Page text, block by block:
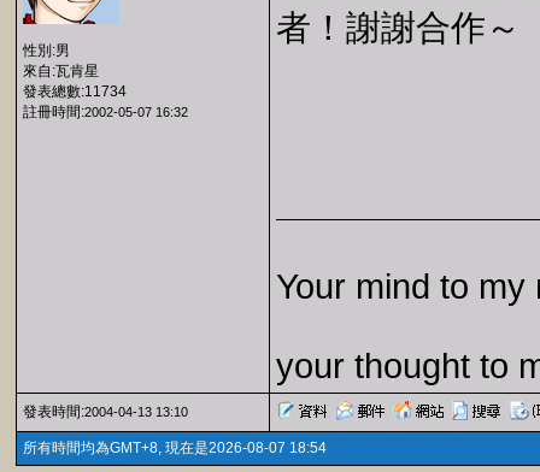
性別:男
來自:瓦肯星
發表總數:11734
註冊時間:2002-05-07 16:32
者！謝謝合作～
Your mind to my
your thought to
發表時間:2004-04-13 13:10
所有時間均為GMT+8, 現在是2026-08-07 18:54